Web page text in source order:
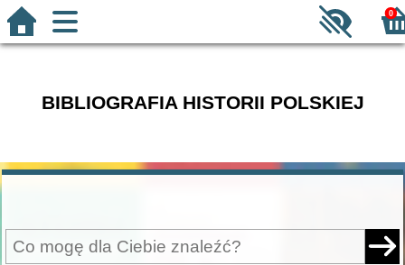
0
BIBLIOGRAFIA HISTORII POLSKIEJ